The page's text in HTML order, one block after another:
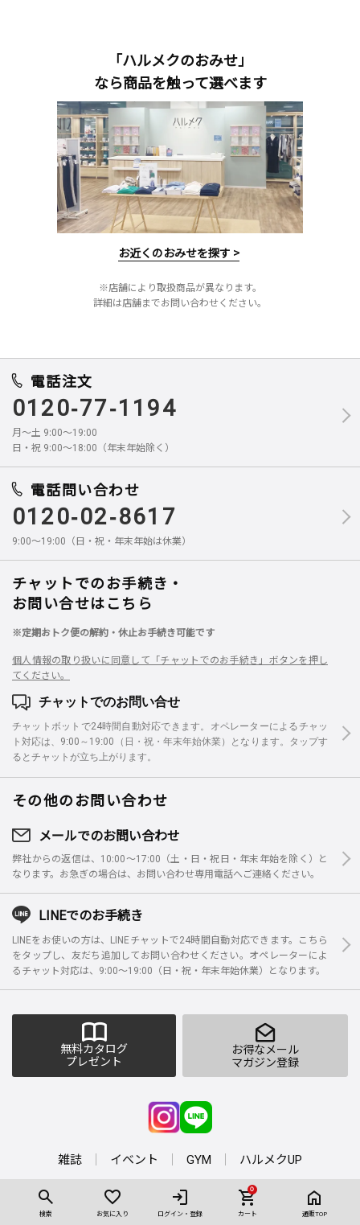
検索 お気に入り ログイン・登録
0
カート 通販TOP
「ハルメクのおみせ」
なら商品を触って選べます
お近くのおみせを探す >
※店舗により取扱商品が異なります。
詳細は店舗までお問い合わせください。
電話注文
0120-77-1194
月～土 9:00～19:00
日・祝 9:00～18:00（年末年始除く）
電話問い合わせ
0120-02-8617
9:00～19:00（日・祝・年末年始は休業）
チャットでのお手続き・
お問い合せはこちら
※定期おトク便の解約・休止お手続き可能です
個人情報の取り扱いに同意して「チャットでのお手続き」ボタンを押し
てください。
チャットでのお問い合せ
チャットボットで24時間自動対応できます。オペレーターによるチャッ
ト対応は、9:00～19:00（日・祝・年末年始休業）となります。タップす
るとチャットが立ち上がります。
その他のお問い合わせ
メールでのお問い合わせ
弊社からの返信は、10:00～17:00（土・日・祝日・年末年始を除く）と
なります。お急ぎの場合は、お問い合わせ専用電話へご連絡ください。
LINEでのお手続き
LINEをお使いの方は、LINEチャットで24時間自動対応できます。こちら
をタップし、友だち追加してお問い合わせください。オペレーターによ
るチャット対応は、9:00～19:00（日・祝・年末年始休業）となります。
無料カタログ
プレゼント
お得なメール
マガジン登録
雑誌 イベント GYM ハルメクUP
株式会社ハルメクは、「プライバシーマーク」使用